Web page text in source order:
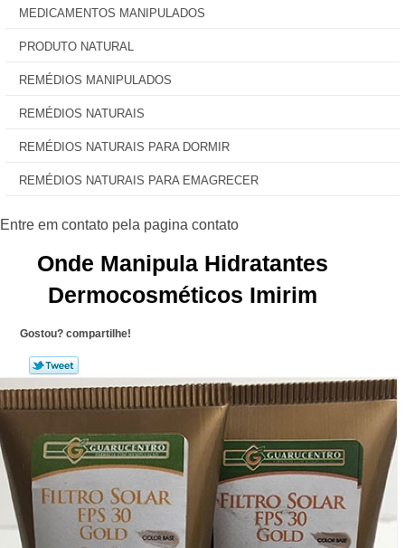
MEDICAMENTOS MANIPULADOS
PRODUTO NATURAL
REMÉDIOS MANIPULADOS
REMÉDIOS NATURAIS
REMÉDIOS NATURAIS PARA DORMIR
REMÉDIOS NATURAIS PARA EMAGRECER
Onde Manipula Hidratantes
Dermocosméticos Imirim
Gostou? compartilhe!